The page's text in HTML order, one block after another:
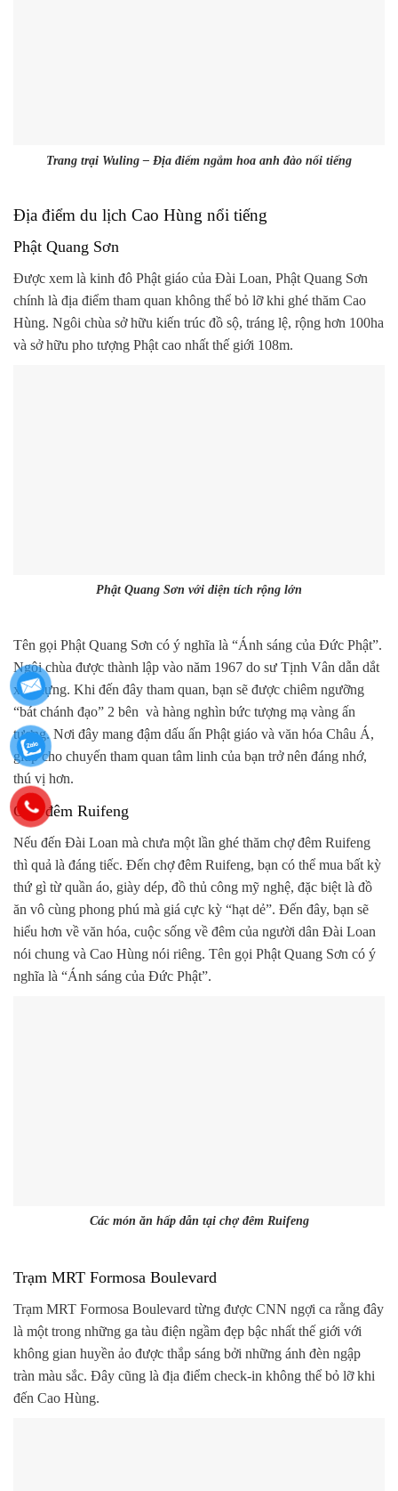
Trang trại Wuling – Địa điểm ngắm hoa anh đào nổi tiếng
Địa điểm du lịch Cao Hùng nổi tiếng
Phật Quang Sơn
Được xem là kinh đô Phật giáo của Đài Loan, Phật Quang Sơn
chính là địa điểm tham quan không thể bỏ lỡ khi ghé thăm Cao
Hùng. Ngôi chùa sở hữu kiến trúc đồ sộ, tráng lệ, rộng hơn 100ha
và sở hữu pho tượng Phật cao nhất thế giới 108m.
Phật Quang Sơn với diện tích rộng lớn
Tên gọi Phật Quang Sơn có ý nghĩa là “Ánh sáng của Đức Phật”.
Ngôi chùa được thành lập vào năm 1967 do sư Tịnh Vân dẫn dắt
xây dựng. Khi đến đây tham quan, bạn sẽ được chiêm ngưỡng
“bát chánh đạo” 2 bên và hàng nghìn bức tượng mạ vàng ấn
tượng. Nơi đây mang đậm dấu ấn Phật giáo và văn hóa Châu Á,
giúp cho chuyến tham quan tâm linh của bạn trở nên đáng nhớ,
thú vị hơn.
Chợ đêm Ruifeng
Nếu đến Đài Loan mà chưa một lần ghé thăm chợ đêm Ruifeng
thì quả là đáng tiếc. Đến chợ đêm Ruifeng, bạn có thể mua bất kỳ
thứ gì từ quần áo, giày dép, đồ thủ công mỹ nghệ, đặc biệt là đồ
ăn vô cùng phong phú mà giá cực kỳ “hạt dẻ”. Đến đây, bạn sẽ
hiểu hơn về văn hóa, cuộc sống về đêm của người dân Đài Loan
nói chung và Cao Hùng nói riêng. Tên gọi Phật Quang Sơn có ý
nghĩa là “Ánh sáng của Đức Phật”.
Các món ăn hấp dẫn tại chợ đêm Ruifeng
Trạm MRT Formosa Boulevard
Trạm MRT Formosa Boulevard từng được CNN ngợi ca rằng đây
là một trong những ga tàu điện ngầm đẹp bậc nhất thế giới với
không gian huyền ảo được thắp sáng bởi những ánh đèn ngập
tràn màu sắc. Đây cũng là địa điểm check-in không thể bỏ lỡ khi
đến Cao Hùng.